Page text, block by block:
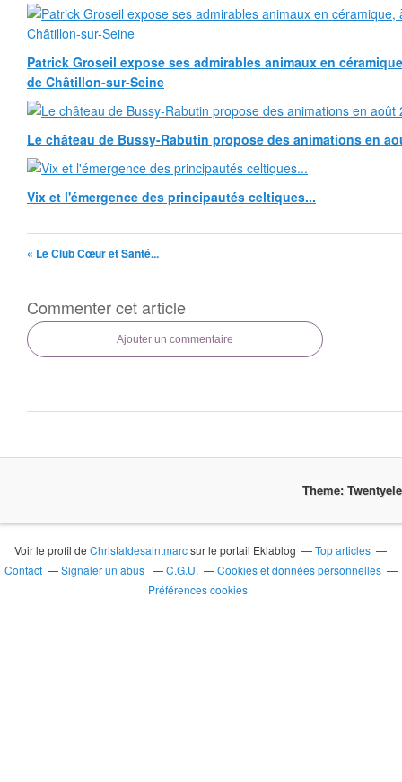
Patrick Groseil expose ses admirables animaux en
de Châtillon-sur-Seine
Le château de Bussy-Rabutin propose des animations en
Vix et l'émergence des principautés celtiques...
« Le Club Cœur et Santé...
Commenter cet article
Ajouter un commentaire
Theme:
Voir le profil deChristaldesaintmarcsur le portail Eklablog
Top articles
Contact
Signaler un abus C.G.U.
Cookies et données personnelles
Préférences cookies